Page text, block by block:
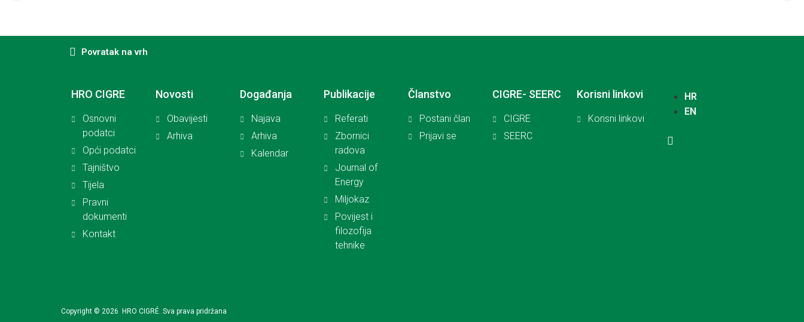
Povratak na vrh
HRO CIGRE
Osnovni
podatci
Opći podatci
Tajništvo
Tijela
Pravni
dokumenti
Kontakt
Novosti
Obavijesti
Arhiva
Događanja
Najava
Arhiva
Kalendar
Publikacije
Referati
Zbornici
radova
Journal of
Energy
Miljokaz
Povijest i
filozofija
tehnike
Članstvo
Postani član
Prijavi se
CIGRE- SEERC
CIGRE
SEERC
Korisni linkovi
Korisni linkovi
HR
EN
Copyright © 2026 HRO CIGRÉ. Sva prava pridržana